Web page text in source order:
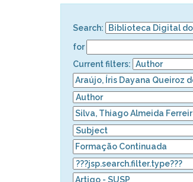
Search:
for
Current filters: